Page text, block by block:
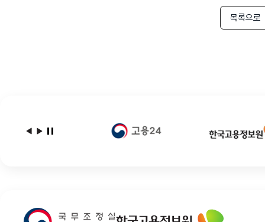
목록으로
이전
다음